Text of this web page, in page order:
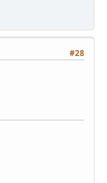
#28